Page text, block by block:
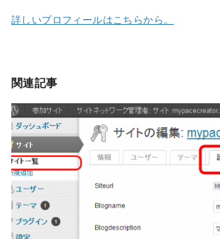
詳しいプロフィールはこちらから。
関連記事